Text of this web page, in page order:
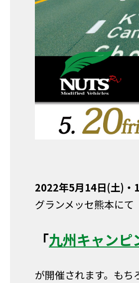
2022年5月14日(土)・
グランメッセ熊本にて
「九州キャン
が開催されます。もち